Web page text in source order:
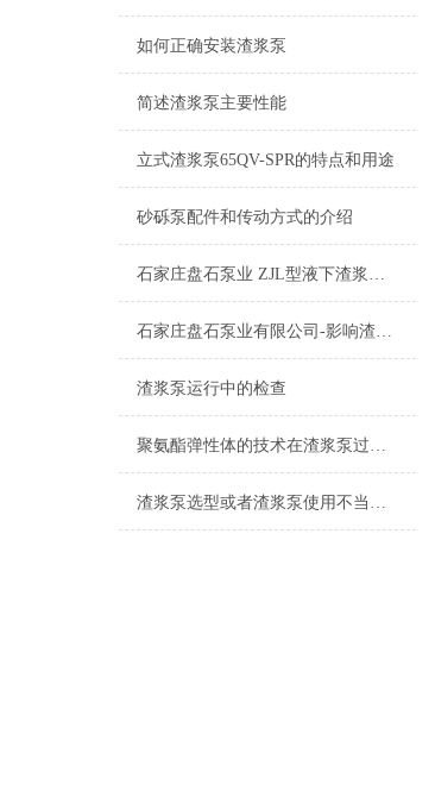
如何正确安装渣浆泵
简述渣浆泵主要性能
立式渣浆泵65QV-SPR的特点和用途
砂砾泵配件和传动方式的介绍
石家庄盘石泵业 ZJL型液下渣浆泵的特点及应用
石家庄盘石泵业有限公司-影响渣浆泵价格因素三.四
渣浆泵运行中的检查
聚氨酯弹性体的技术在渣浆泵过流部件上的研究与应用
渣浆泵选型或者渣浆泵使用不当怎么解决?